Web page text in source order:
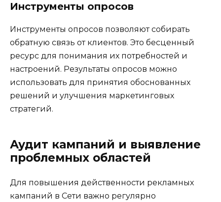
Инструменты опросов
Инструменты опросов позволяют собирать
обратную связь от клиентов. Это бесценный
ресурс для понимания их потребностей и
настроений. Результаты опросов можно
использовать для принятия обоснованных
решений и улучшения маркетинговых
стратегий.
Аудит кампаний и выявление
проблемных областей
Для повышения действенности рекламных
кампаний в Сети важно регулярно